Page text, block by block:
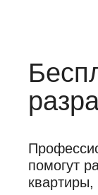
помогут